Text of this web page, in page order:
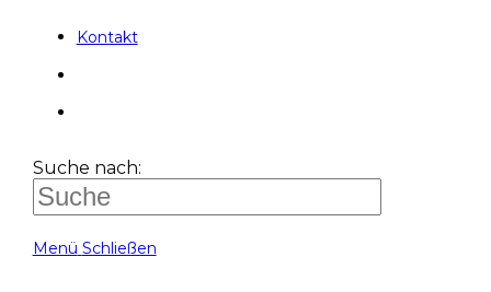
Kontakt
Suche nach:
Menü Schließen